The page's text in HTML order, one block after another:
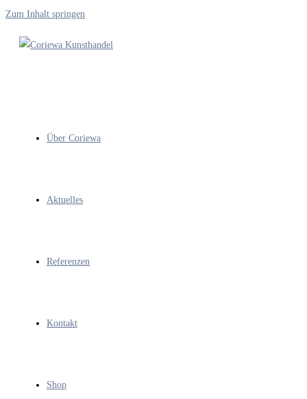
Zum Inhalt springen
Über Coriewa
Aktuelles
Referenzen
Kontakt
Shop